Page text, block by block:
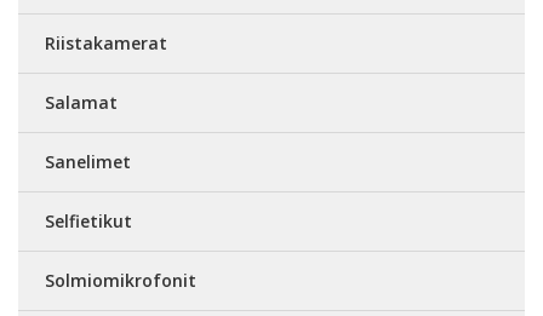
Riistakamerat
Salamat
Sanelimet
Selfietikut
Solmiomikrofonit